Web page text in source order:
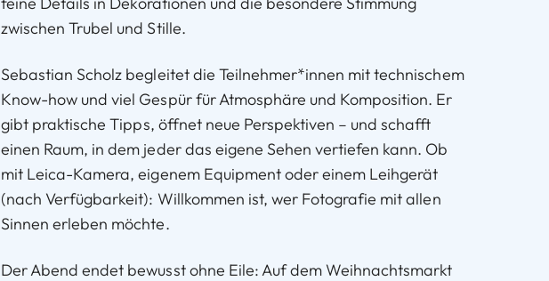
zwischen Trubel und Stille.
Sebastian Scholz begleitet die Teilnehmer*innen mit technischem
Know-how und viel Gespür für Atmosphäre und Komposition. Er
gibt praktische Tipps, öffnet neue Perspektiven – und schafft
einen Raum, in dem jeder das eigene Sehen vertiefen kann. Ob
mit Leica-Kamera, eigenem Equipment oder einem Leihgerät
(nach Verfügbarkeit): Willkommen ist, wer Fotografie mit allen
Sinnen erleben möchte.
Der Abend endet bewusst ohne Eile: Auf dem Weihnachtsmarkt